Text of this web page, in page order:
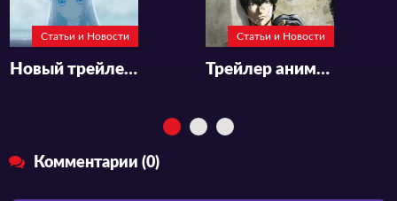
Статьи и Новости
Новый трейлер аниме-адаптации «Katsute Mahou Shoujo to Aku wa Tekitai shiteita.»
Статьи и Новости
Трейлер аниме-фильма «Gintama on Theater 2D: Baragaki-hen»
Комментарии (0)